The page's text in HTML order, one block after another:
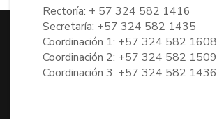
Rectoría: + 57 324 582 1416
Secretaría: +57 324 582 1435
Coordinación 1: +57 324 582 1608
Coordinación 2: +57 324 582 1509
Coordinación 3: +57 324 582 1436